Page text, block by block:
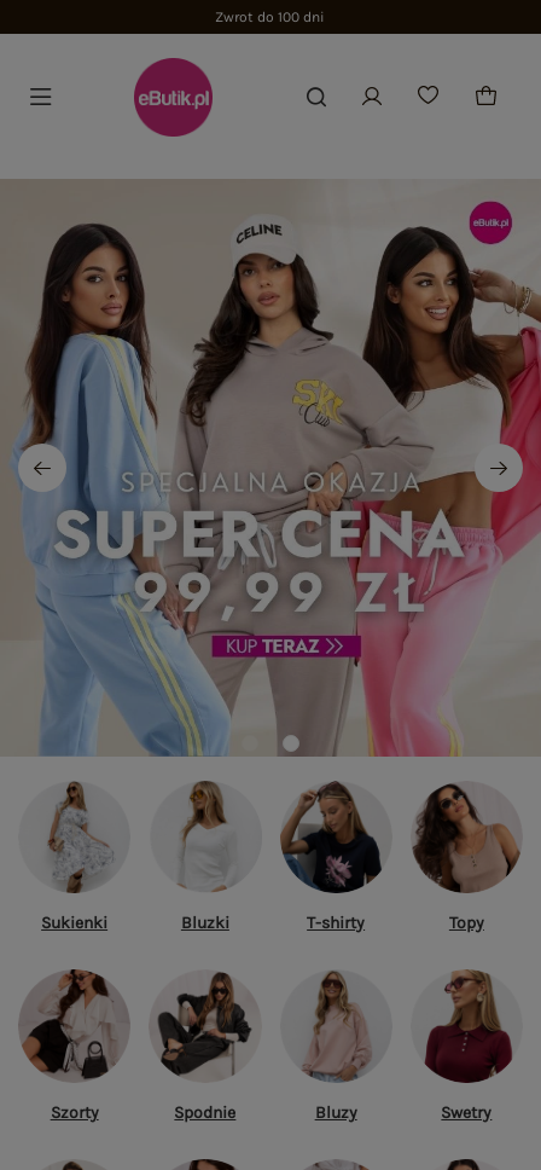
Zwrot do 100 dni
Sukienki Bluzki T-shirty Topy
Szorty Spodnie Bluzy Swetry